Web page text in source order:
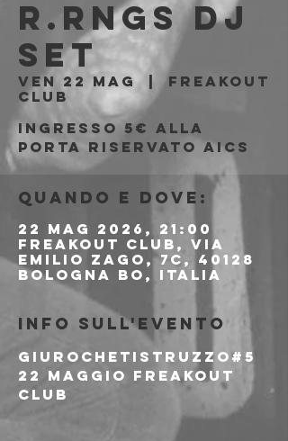
r.rngs dj
set
ven 22 mag
  |
Freakout
Club
Ingresso 5€ alla
porta riservato AICS
Quando e dove:
22 mag 2026, 21:00
Freakout Club, Via
Emilio Zago, 7c, 40128
Bologna BO, Italia
Info sull'evento
GIUROCHETISTRUZZO#5
22 MAGGIO FREAKOUT
CLUB